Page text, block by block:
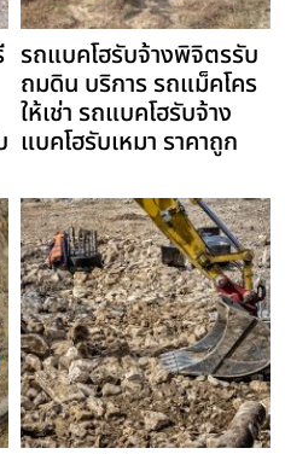
รถแบคโฮรับจ้างพิจิตรรับ
ถมดิน บริการ รถแม็คโคร
ให้เช่า รถแบคโฮรับจ้าง
แบคโฮรับเหมา ราคาถูก